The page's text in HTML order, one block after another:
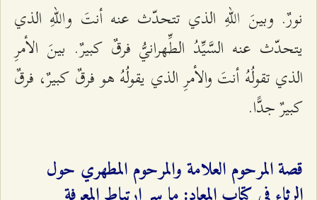
نورٌ. وبینَ اللّهِ الذي تتحدّث عنه أنتَ واللّهِ الذي
يتحدّث عنه السَّیِّدُ الطِّهرانيُّ فرقٌ كبیرٌ. بینَ الأمرِ
الذي تقولُهُ أنتَ والأمرِ الذي یقولُهُ هو فرقٌ كبیرٌ، فرقٌ
كبیرٌ جدًّا.
قصة المرحوم العلامة والمرحوم المطهري حول